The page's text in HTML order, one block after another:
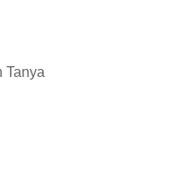
Tanya